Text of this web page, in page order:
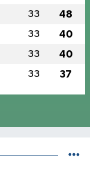
33 48
33 40
33 40
33 37